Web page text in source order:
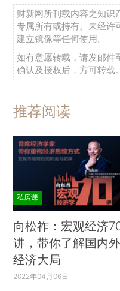
财新网所刊载内容之知识
专属所有或持有。未经许
建立镜像等任何使用。
如有意愿转载，请发邮件
确认及授权后，方可转载。
推荐阅读
私房课
向松祚：宏观经济
讲，带你了解国内外
经济大局
2022年04月06日